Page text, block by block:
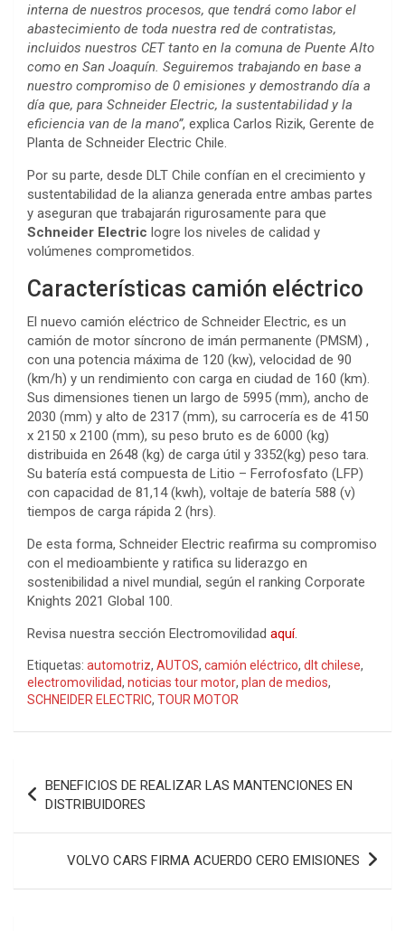
interna de nuestros procesos, que tendrá como labor el
abastecimiento de toda nuestra red de contratistas,
incluidos nuestros CET tanto en la comuna de Puente Alto
como en San Joaquín. Seguiremos trabajando en base a
nuestro compromiso de 0 emisiones y demostrando día a
día que, para Schneider Electric, la sustentabilidad y la
eficiencia van de la mano”, explica Carlos Rizik, Gerente de
Planta de Schneider Electric Chile.
Por su parte, desde DLT Chile confían en el crecimiento y
sustentabilidad de la alianza generada entre ambas partes
y aseguran que trabajarán rigurosamente para que
Schneider Electric logre los niveles de calidad y
volúmenes comprometidos.
Características camión eléctrico
El nuevo camión eléctrico de Schneider Electric, es un
camión de motor síncrono de imán permanente (PMSM) ,
con una potencia máxima de 120 (kw), velocidad de 90
(km/h) y un rendimiento con carga en ciudad de 160 (km).
Sus dimensiones tienen un largo de 5995 (mm), ancho de
2030 (mm) y alto de 2317 (mm), su carrocería es de 4150
x 2150 x 2100 (mm), su peso bruto es de 6000 (kg)
distribuida en 2648 (kg) de carga útil y 3352(kg) peso tara.
Su batería está compuesta de Litio – Ferrofosfato (LFP)
con capacidad de 81,14 (kwh), voltaje de batería 588 (v)
tiempos de carga rápida 2 (hrs).
De esta forma, Schneider Electric reafirma su compromiso
con el medioambiente y ratifica su liderazgo en
sostenibilidad a nivel mundial, según el ranking Corporate
Knights 2021 Global 100.
Revisa nuestra sección Electromovilidad aquí.
Etiquetas: automotriz, AUTOS, camión eléctrico, dlt chilese,
electromovilidad, noticias tour motor, plan de medios,
SCHNEIDER ELECTRIC, TOUR MOTOR
de
entradas
BENEFICIOS DE REALIZAR LAS MANTENCIONES EN
DISTRIBUIDORES
VOLVO CARS FIRMA ACUERDO CERO EMISIONES